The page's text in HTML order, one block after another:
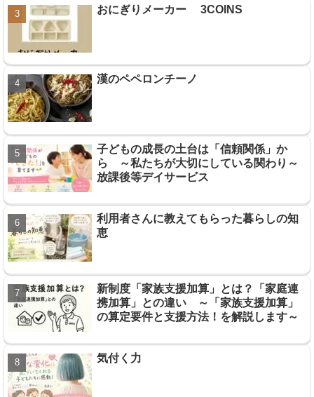
おにぎりメーカー 3COINS
漢のペペロンチーノ
子どもの成長の土台は「信頼関係」か
ら ～私たちが大切にしている関わり～
放課後等デイサービス
利用者さんに教えてもらった暮らしの知
恵
新制度「家族支援加算」とは？「家庭連
携加算」との違い ～「家族支援加算」
の算定要件と支援方法！を解説します～
気付く力